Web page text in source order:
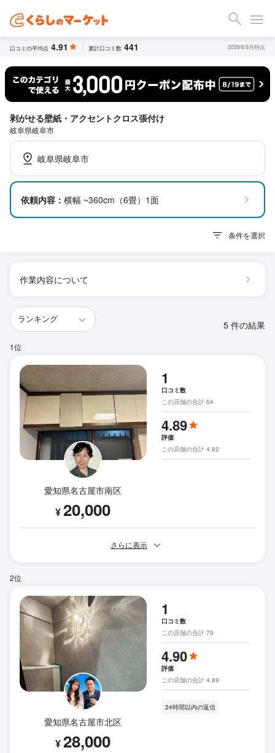
口コミの平均点 4.91 累計口コミ数 441 2026年8月時点
剥がせる壁紙・アクセントクロス張付け
岐阜県岐阜市
岐阜県岐阜市
依頼内容： 横幅 ~360cm（6畳）1面
条件を選択
作業内容について
5 件の結果
1位
愛知県名古屋市南区
¥20,000
1
口コミ数
この店舗の合計 64
4.89
評価
この店舗の合計 4.82
さらに表示
2位
愛知県名古屋市北区
¥28,000
1
口コミ数
この店舗の合計 79
4.90
評価
この店舗の合計 4.89
24時間以内の返信